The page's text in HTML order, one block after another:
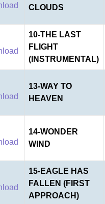
CLOUDS
10-THE LAST
FLIGHT
(INSTRUMENTAL)
13-WAY TO
HEAVEN
14-WONDER
WIND
15-EAGLE HAS
FALLEN (FIRST
APPROACH)